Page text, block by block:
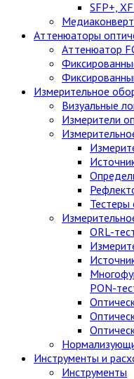
SFP+,
Аттенюаторы
Аттенюатор
Измерительное
Визуальные
Измерители
Тестеры
ORL-
PON-
Инструменты и
Инструменты